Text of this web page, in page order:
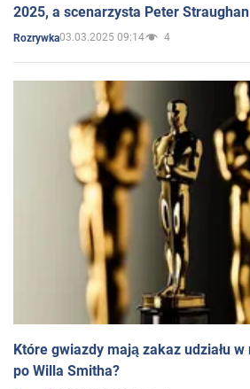
2025, a scenarzysta Peter
Rozrywka03.03.2025 09:14 4
Które gwiazdy mają zakaz udziału
po Willa Smitha?